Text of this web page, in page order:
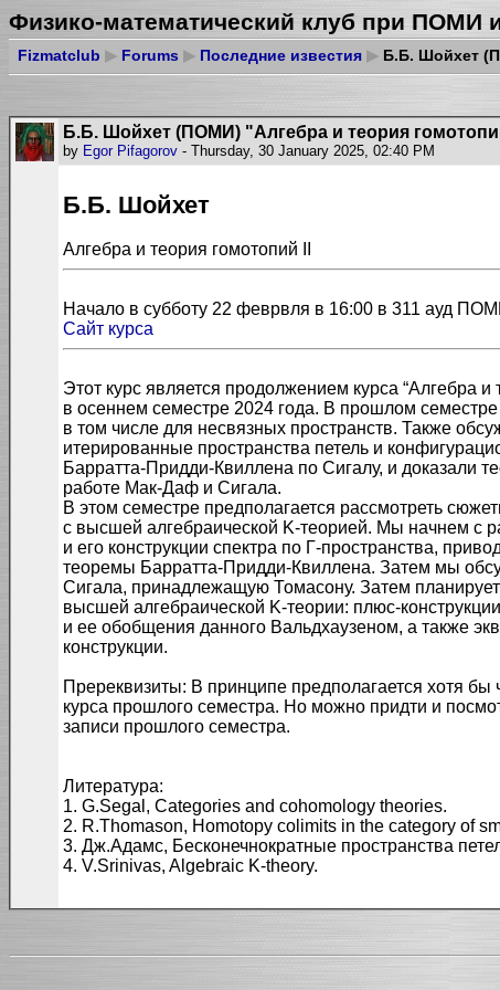
Физико-математический клуб при ПОМИ
Fizmatclub ▶ Forums ▶ Последние известия ▶ Б.Б. Шойхет
Б.Б. Шойхет (ПОМИ) "Алгебра и теория
by Egor Pifagorov - Thursday, 30 January 2025, 02:40 PM
Б.Б. Шойхет
Алгебра и теория гомотопий II
Начало в субботу 22 феврвля в 16:00 в 311 ауд
Сайт курса
Этот курс является продолжением курса “Алгебра
в осеннем семестре 2024 года. В прошлом
в том числе для несвязных пространств. Также
итерированные пространства петель и
Барратта-Придди-Квиллена по Сигалу, и доказали
работе Мак-Даф и Сигала.
В этом семестре предполагается рассмотреть
с высшей алгебраической K-теорией. Мы начнем с
и его конструкции спектра по Γ-пространства,
теоремы Барратта-Придди-Квиллена. Затем мы
Сигала, принадлежащую Томасону. Затем
высшей алгебраической K-теории: плюс-
и ее обобщения данного Вальдхаузеном, а также
конструкции.
Пререквизиты: В принципе предполагается хотя бы
курса прошлого семестра. Но можно придти и
записи прошлого семестра.
Литература:
1. G.Segal, Categories and cohomology theories.
2. R.Thomason, Homotopy colimits in the category of
3. Дж.Адамс, Бесконечнократные пространства
4. V.Srinivas, Algebraic K-theory.